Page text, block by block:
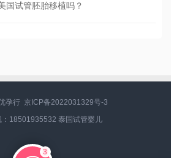
国试管胚胎移植吗？
孕行 京ICP备2022031329号-3
18501935532 泰国试管婴儿
3